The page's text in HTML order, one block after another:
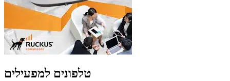
טלפונים למפעילים